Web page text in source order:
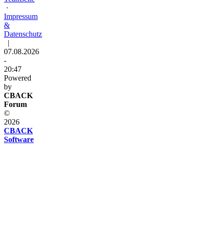
·
Impressum
&
Datenschutz
|
07.08.2026
-
20:47
Powered
by
CBACK
Forum
©
2026
CBACK
Software